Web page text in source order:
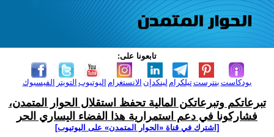
تابعونا على:
الفيسبوك التويتر اليوتيوب الانستغرام لينكدإن تيلكرامبنترست بودكاست
تبرعاتكم وتبرعاتكن المالية تحفظ استقلال الحوار المتمدن،
فشاركونا في دعم استمرارية هذا الفضاء اليساري الحر
[اشترك في قناة ‫«الحوار المتمدن» على اليوتيوب]